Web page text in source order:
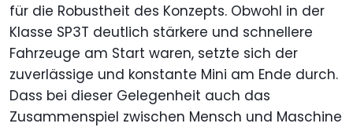
für die Robustheit des Konzepts. Obwohl in der
Klasse SP3T deutlich stärkere und schnellere
Fahrzeuge am Start waren, setzte sich der
zuverlässige und konstante Mini am Ende durch.
Dass bei dieser Gelegenheit auch das
Zusammenspiel zwischen Mensch und Maschine